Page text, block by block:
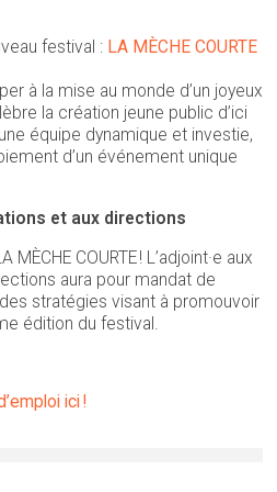
festival : LA MÈCHE COURTE
à la mise au monde d’un joyeux
la création jeune public d’ici
équipe dynamique et investie,
d’un événement unique
et aux directions
COURTE ! L’adjoint·e aux
aura pour mandat de
stratégies visant à promouvoir
édition du festival.
ici !